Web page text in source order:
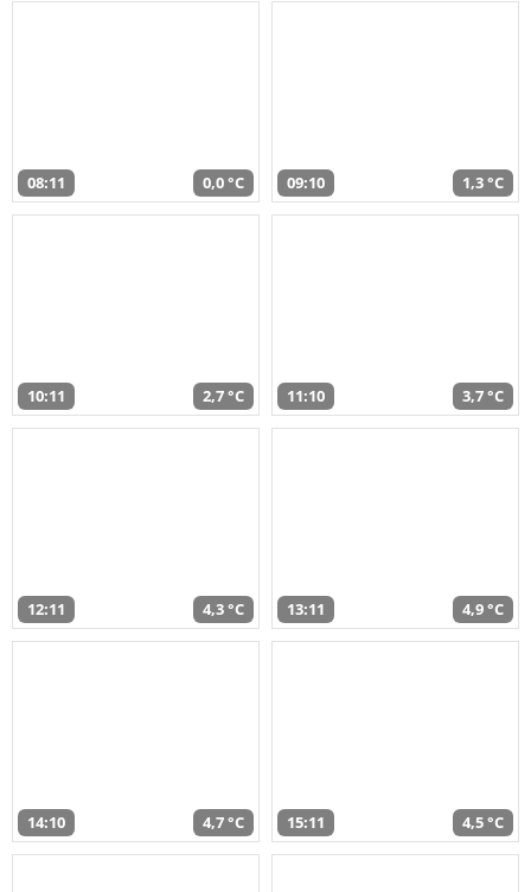
08:11 0,0 °C 09:10 1,3 °C
10:11 2,7 °C 11:10 3,7 °C
12:11 4,3 °C 13:11 4,9 °C
14:10 4,7 °C 15:11 4,5 °C